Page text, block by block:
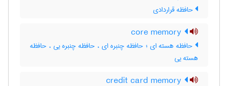
حافظه قراردادی
حافظه هسته ای ؛ حافظه چنبره ای ، حافظه چنبره یی ، حافظه
هسته یی